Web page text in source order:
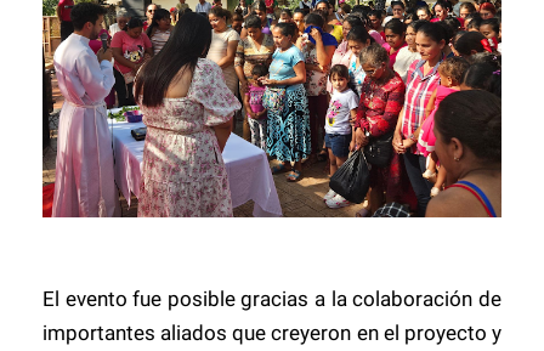
El evento fue posible gracias a la colaboración de
importantes aliados que creyeron en el proyecto y